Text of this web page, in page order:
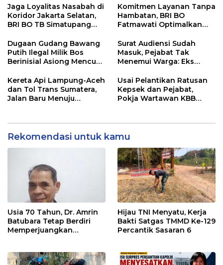
Kewenangan Mutlak di
Tangan Presiden
Jaga Loyalitas Nasabah di
Koridor Jakarta Selatan,
BRI BO TB Simatupang
Komitmen Layanan Tanpa
Hambatan, BRI BO
Fatmawati Optimalkan
Setiap Lini
Dugaan Gudang Bawang
Putih Ilegal Milik Bos
Berinisial Asiong Mencuat,
Didesak Bertindak
Surat Audiensi Sudah
Masuk, Pejabat Tak
Menemui Warga: Eks
Pelayanan Dinas
Transmigrasi Luwu Timur
Kereta Api Lampung-Aceh
dan Tol Trans Sumatera,
Jalan Baru Menuju
Usai Pelantikan Ratusan
Kepsek dan Pejabat,
Pokja Wartawan KBB
Rekomendasi untuk kamu
Usia 70 Tahun, Dr. Amrin
Batubara Tetap Berdiri
Memperjuangkan
Hijau TNI Menyatu, Kerja
Bakti Satgas TMMD Ke-129
Percantik Sasaran 6